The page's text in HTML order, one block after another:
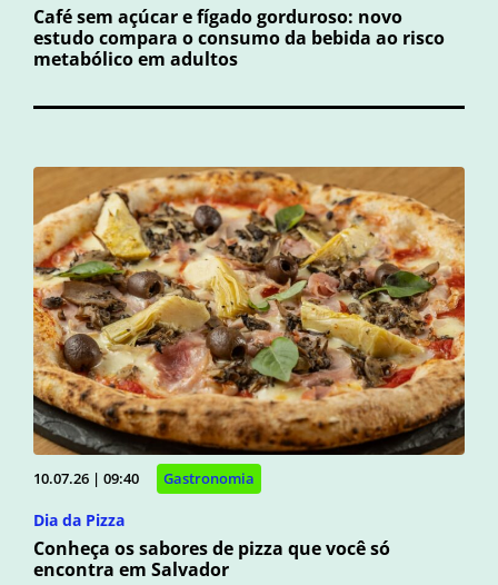
Café sem açúcar e fígado gorduroso: novo
estudo compara o consumo da bebida ao risco
metabólico em adultos
10.07.26 | 09:40 Gastronomia
Dia da Pizza
Conheça os sabores de pizza que você só
encontra em Salvador